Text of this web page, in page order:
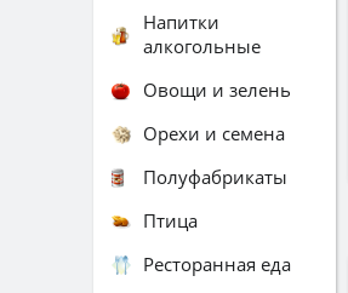
Напитки
алкогольные
Овощи и зелень
Орехи и семена
Полуфабрикаты
Птица
Ресторанная еда